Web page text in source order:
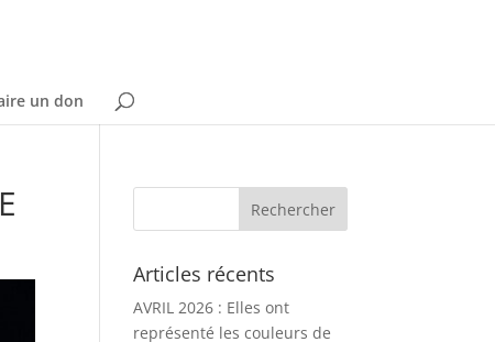
un don
Articles récents
AVRIL 2026 : Elles ont
représenté les couleurs de